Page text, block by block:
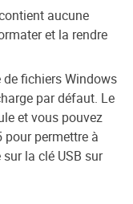
aucune
et la rendre
de fichiers Windows
par défaut. Le
et vous pouvez
permettre à
la clé USB sur